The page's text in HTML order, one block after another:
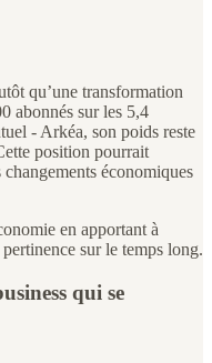
qu’une transformation
abonnés sur les 5,4
- Arkéa, son poids reste
position pourrait
économiques
en apportant à
sur le temps long.
qui se